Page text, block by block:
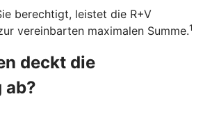
berechtigt, leistet die R+V
vereinbarten maximalen Summe.1
deckt die
ab?